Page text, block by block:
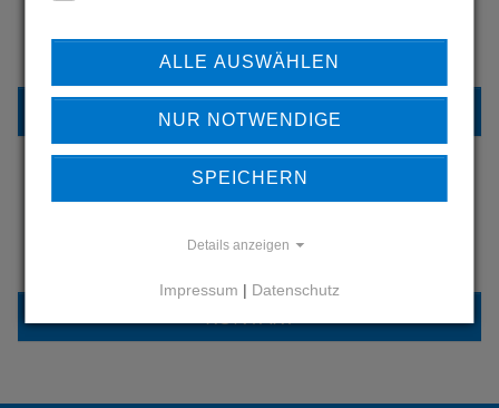
UNSERE REFERENZEN
REFERENZEN
KONTAKTIEREN SIE UNS
ALLE AUSWÄHLEN
NUR NOTWENDIGE
SPEICHERN
Details anzeigen
Impressum | Datenschutz